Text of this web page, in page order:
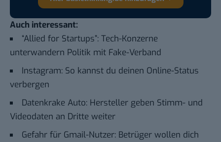
Auch interessant:
“Allied for Startups”: Tech-Konzerne
unterwandern Politik mit Fake-Verband
Instagram: So kannst du deinen Online-Status
verbergen
Datenkrake Auto: Hersteller geben Stimm- und
Videodaten an Dritte weiter
Gefahr für Gmail-Nutzer: Betrüger wollen dich